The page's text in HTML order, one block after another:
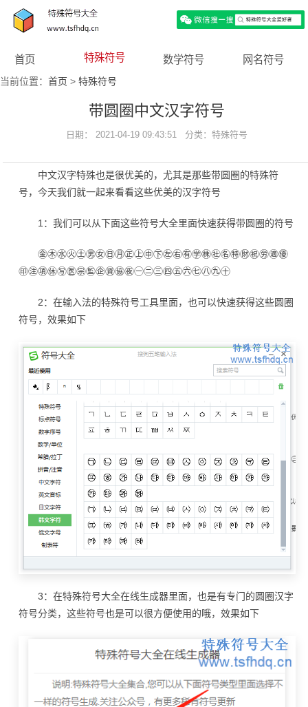
首页 特殊符号 数学符号 网名符号
当前位置： 首页 > 特殊符号
带圆圈中文汉字符号
日期： 2021-04-19 09:43:51 分类：特殊符号
中文汉字特殊也是很优美的，尤其是那些带圆圈的特殊符
号，今天我们就一起来看看这些优美的汉字符号
1：我们可以从下面这些符号大全里面快速获得带圆圈的符号
㊎㊍㊌㊋㊏㊚㊛㊐㊊㊣㊤㊥㊦㊧㊨㊒㊫㊑㊓㊔㊕㊖㊗㊘㊜㊝
㊞㊟㊠㊡㊢㊩㊪㊬㊭㊮㊯㊰㊀㊁㊂㊃㊄㊅㊆㊇㊈㊉
2：在输入法的特殊符号工具里面，也可以快速获得这些圆圈
符号，效果如下
3：在特殊符号大全在线生成器里面，也是有专门的圆圈汉字
符号分类，这些符号也是可以很方便使用的哦，效果如下